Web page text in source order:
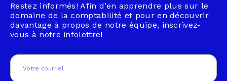
Restez informés! Afin d’en apprendre plus sur le
domaine de la comptabilité et pour en découvrir
davantage à propos de notre équipe, inscrivez-
vous à notre infolettre!
Email